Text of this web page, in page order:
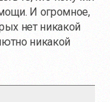
И огромное,
нет никакой
никакой